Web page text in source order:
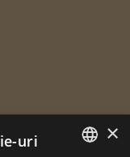
×
uri